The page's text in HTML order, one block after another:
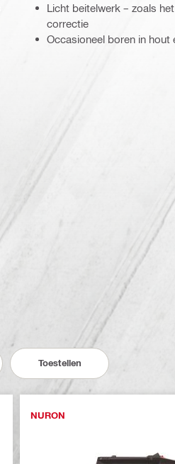
Licht beitelwerk – zoals
correctie
Occasioneel boren in
Toestellen
NURON